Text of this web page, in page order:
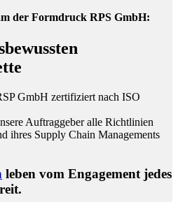
der Formdruck RPS GmbH:
GmbH zertifiziert nach ISO
Auftraggeber alle Richtlinien
ihres Supply Chain Managements
leben vom Engagement jedes